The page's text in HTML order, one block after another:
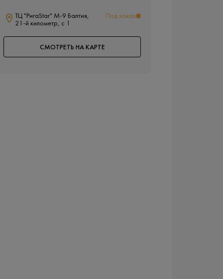
ТЦ "РигаStar" М-9 Балтия,
21-й километр, с 1
Под заказ
СМОТРЕТЬ НА КАРТЕ